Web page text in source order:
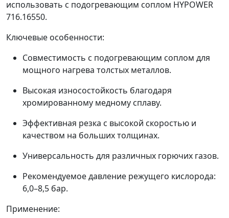
использовать с подогревающим соплом HYPOWER
716.16550.
Ключевые особенности:
Совместимость с подогревающим соплом для
мощного нагрева толстых металлов.
Высокая износостойкость благодаря
хромированному медному сплаву.
Эффективная резка с высокой скоростью и
качеством на больших толщинах.
Универсальность для различных горючих газов.
Рекомендуемое давление режущего кислорода:
6,0–8,5 бар.
Применение: